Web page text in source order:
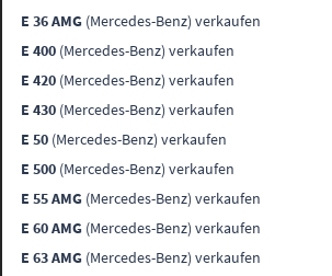
E 36 AMG (Mercedes-Benz) verkaufen
E 400 (Mercedes-Benz) verkaufen
E 420 (Mercedes-Benz) verkaufen
E 430 (Mercedes-Benz) verkaufen
E 50 (Mercedes-Benz) verkaufen
E 500 (Mercedes-Benz) verkaufen
E 55 AMG (Mercedes-Benz) verkaufen
E 60 AMG (Mercedes-Benz) verkaufen
E 63 AMG (Mercedes-Benz) verkaufen